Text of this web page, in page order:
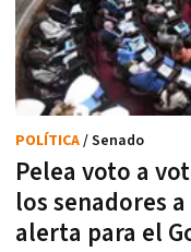
Pelea voto a
los senadores
alerta para el
POLÍTICA/ Senado